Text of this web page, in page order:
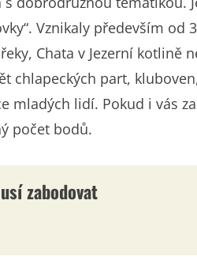
Vznikaly především od
Chata v Jezerní kotlině
chlapeckých part,
mladých lidí. Pokud i vás
počet bodů.
zabodovat